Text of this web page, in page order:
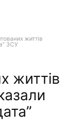
життів
ЗСУ
життів